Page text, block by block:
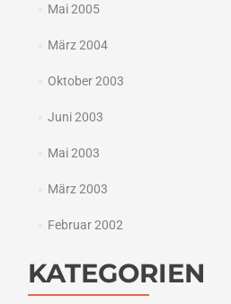
Mai 2005
März 2004
Oktober 2003
Juni 2003
Mai 2003
März 2003
Februar 2002
KATEGORIEN